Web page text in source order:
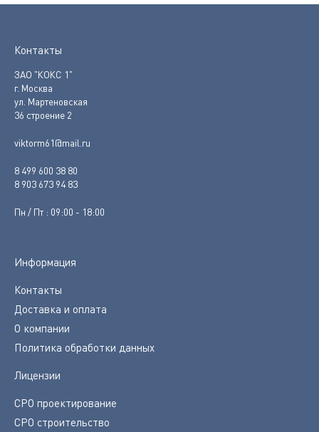
Контакты
ЗАО "КОКС 1"
г. Москва
ул. Мартеновская
36 строение 2
viktorm61@mail.ru
8 499 600 38 80
8 903 673 94 83
Пн / Пт : 09:00 - 18:00
Информация
Контакты
Доставка и оплата
О компании
Политика обработки данных
Лицензии
СРО проектирование
СРО строительство